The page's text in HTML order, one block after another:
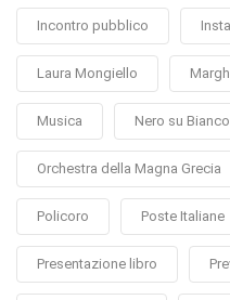
Incontro pubblico
Laura Mongiello
Musica Nero su Bianco
Orchestra della Magna Grecia
Policoro Poste Italiane
Presentazione libro